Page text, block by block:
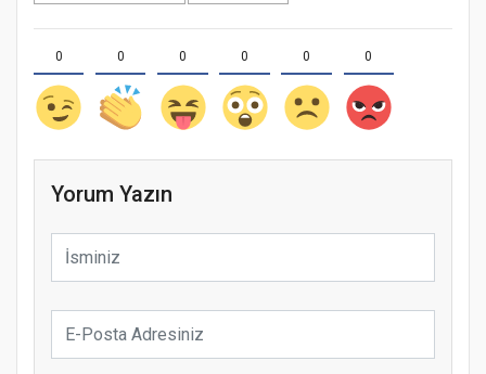
0 0 0 0 0 0
Yorum Yazın